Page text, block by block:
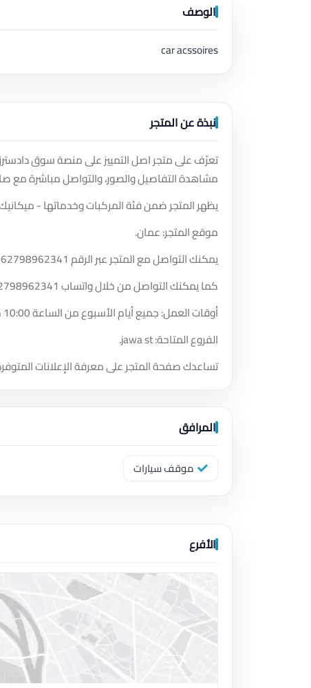
الوصف
car acssoires
نبذة عن المتجر
تعرّف على متجر اصل التمييز على منصة سوق
مشاهدة التفاصيل والصور، والتواصل مباشرة مع
يظهر المتجر ضمن فئة المركبات وخدماتها -
موقع المتجر: عمان.
يمكنك التواصل مع المتجر عبر الرقم
كما يمكنك التواصل من خلال واتساب
أوقات العمل: جميع أيام الأسبوع من الساعة 10:00 صباحًا حتى الساعة 8:00 مساءً.
الفروع المتاحة: jawa st.
تساعدك صفحة المتجر على معرفة الإعلانات
المرافق
موقف سيارات
الأفرع